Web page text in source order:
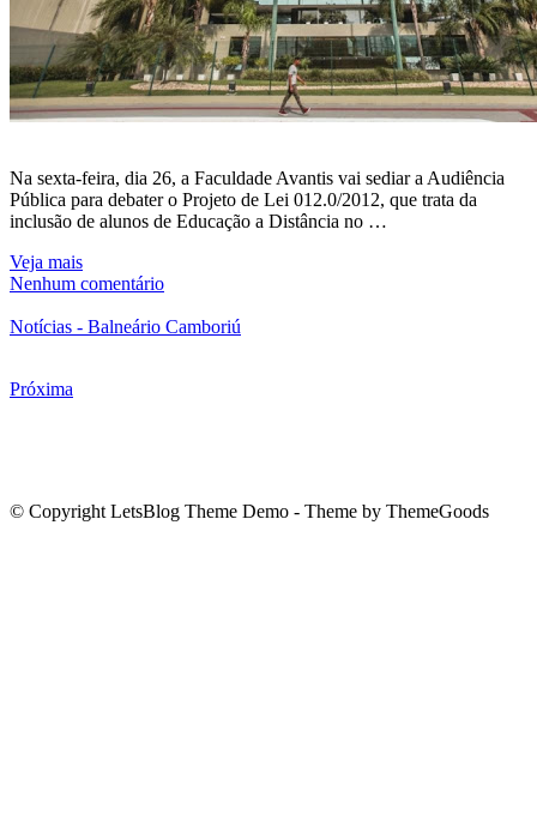
Na sexta-feira, dia 26, a Faculdade Avantis vai sediar a Audiência
Pública para debater o Projeto de Lei 012.0/2012, que trata da
inclusão de alunos de Educação a Distância no …
Veja mais
Nenhum comentário
Notícias - Balneário Camboriú
Próxima
© Copyright LetsBlog Theme Demo - Theme by ThemeGoods